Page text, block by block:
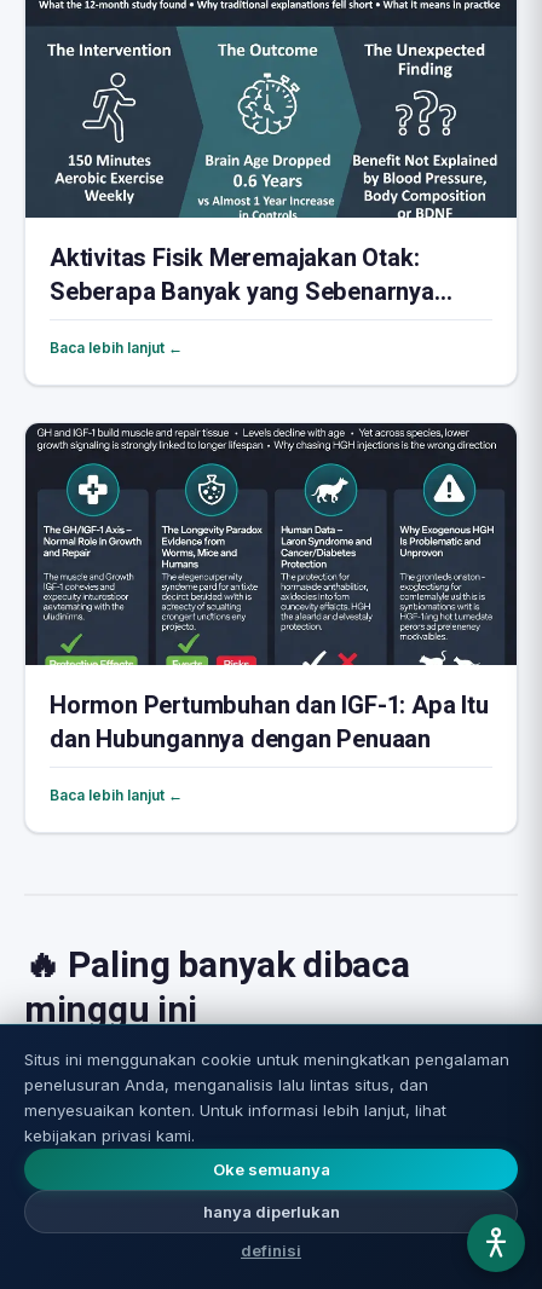
Aktivitas Fisik Meremajakan Otak:
Seberapa Banyak yang Sebenarnya
Dibutuhkan?
Baca lebih lanjut ←
Hormon Pertumbuhan dan IGF-1: Apa Itu
dan Hubungannya dengan Penuaan
Baca lebih lanjut ←
🔥 Paling banyak dibaca
minggu ini
1
Situs ini menggunakan cookie untuk meningkatkan pengalaman
penelusuran Anda, menganalisis lalu lintas situs, dan
menyesuaikan konten. Untuk informasi lebih lanjut, lihat
kebijakan privasi kami.
Oke semuanya
hanya diperlukan
definisi